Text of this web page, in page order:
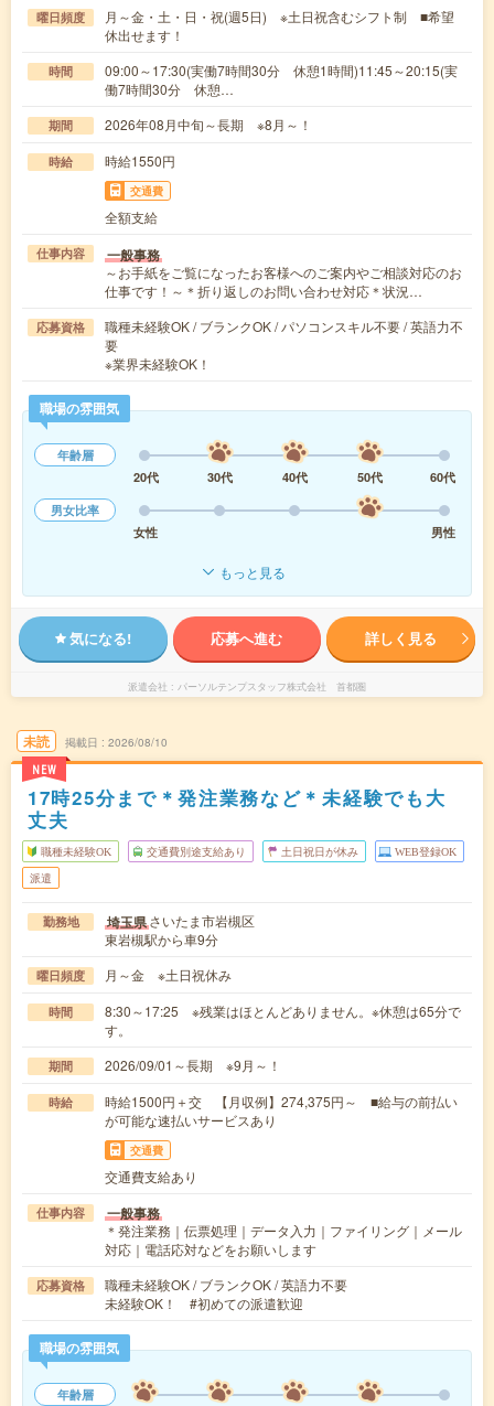
曜日頻度
月～金・土・日・祝(週5日) ※土日祝含むシフト制 ■希望
休出せます！
時間
09:00～17:30(実働7時間30分 休憩1時間)11:45～20:15(実
働7時間30分 休憩…
期間 2026年08月中旬～長期 ※8月～！
時給 時給1550円
交通費
全額支給
仕事内容 一般事務
～お手紙をご覧になったお客様へのご案内やご相談対応のお
仕事です！～＊折り返しのお問い合わせ対応＊状況…
応募資格
職種未経験OK / ブランクOK / パソコンスキル不要 / 英語力不
要
※業界未経験OK！
職場の雰囲気
年齢層
20代
30代 40代 50代
60代
男女比率
女性
男性
もっと見る
気になる! 応募へ進む 詳しく見る
派遣会社 パーソルテンプスタッフ株式会社 首都圏
未読
NEW
掲載日 2026/08/10
17時25分まで＊発注業務など＊未経験でも大
丈夫
職種未経験OK 交通費別途支給あり 土日祝日が休み WEB登録OK
派遣
勤務地 埼玉県さいたま市岩槻区
東岩槻駅から車9分
曜日頻度 月～金 ※土日祝休み
時間
8:30～17:25 ※残業はほとんどありません。※休憩は65分で
す。
期間 2026/09/01～長期 ※9月～！
時給
時給1500円＋交 【月収例】274,375円～ ■給与の前払い
が可能な速払いサービスあり
交通費
交通費支給あり
仕事内容 一般事務
＊発注業務｜伝票処理｜データ入力｜ファイリング｜メール
対応｜電話応対などをお願いします
応募資格
職種未経験OK / ブランクOK / 英語力不要
未経験OK！ #初めての派遣歓迎
職場の雰囲気
年齢層